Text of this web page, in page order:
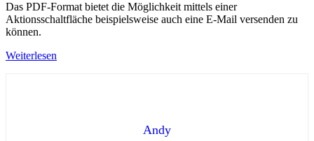
Das PDF-Format bietet die Möglichkeit mittels einer
Aktionsschaltfläche beispielsweise auch eine E-Mail versenden zu
können.
Weiterlesen
Andy